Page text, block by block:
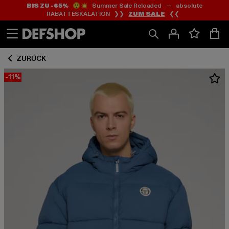
Zum
Inhalt
springen
Zum
Fußzeile
springen
BIS ZU -65%😲💥 Summer Sale Reloaded — absolute
RABATTESKALATION ❯❯ ZUM SALE ❮❮
ZURÜCK
-11%